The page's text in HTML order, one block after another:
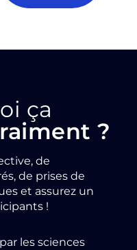
ça
?
de
de prises de
et assurez un
!
les sciences